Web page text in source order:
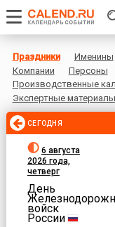
Праздники Именины
Компании
Персоны
Производственные
Экспертные материалы
СЕГОДНЯ
6 августа
2026 года,
четверг
День
войск
России